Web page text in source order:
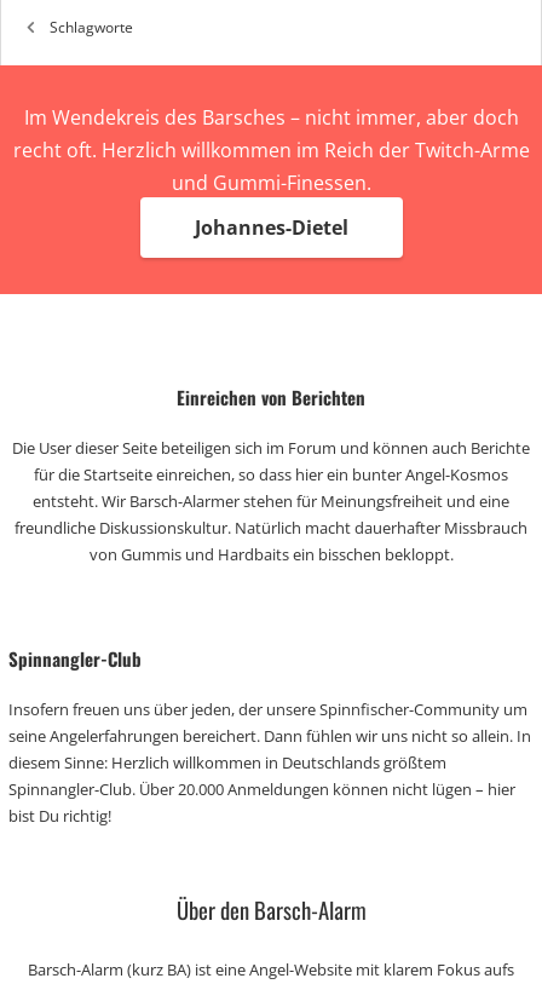
Schlagworte
Im Wendekreis des Barsches – nicht immer, aber doch
recht oft. Herzlich willkommen im Reich der Twitch-Arme
und Gummi-Finessen.
Johannes-Dietel
Einreichen von Berichten
Die User dieser Seite beteiligen sich im Forum und können auch Berichte
für die Startseite einreichen, so dass hier ein bunter Angel-Kosmos
entsteht. Wir Barsch-Alarmer stehen für Meinungsfreiheit und eine
freundliche Diskussionskultur. Natürlich macht dauerhafter Missbrauch
von Gummis und Hardbaits ein bisschen bekloppt.
Spinnangler-Club
Insofern freuen uns über jeden, der unsere Spinnfischer-Community um
seine Angelerfahrungen bereichert. Dann fühlen wir uns nicht so allein. In
diesem Sinne: Herzlich willkommen in Deutschlands größtem
Spinnangler-Club. Über 20.000 Anmeldungen können nicht lügen – hier
bist Du richtig!
Über den Barsch-Alarm
Barsch-Alarm (kurz BA) ist eine Angel-Website mit klarem Fokus aufs